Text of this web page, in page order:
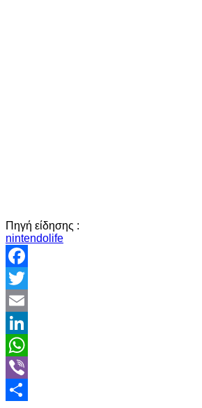
Πηγή είδησης :
nintendolife
Facebook
Twitter
Email
LinkedIn
WhatsApp
Viber